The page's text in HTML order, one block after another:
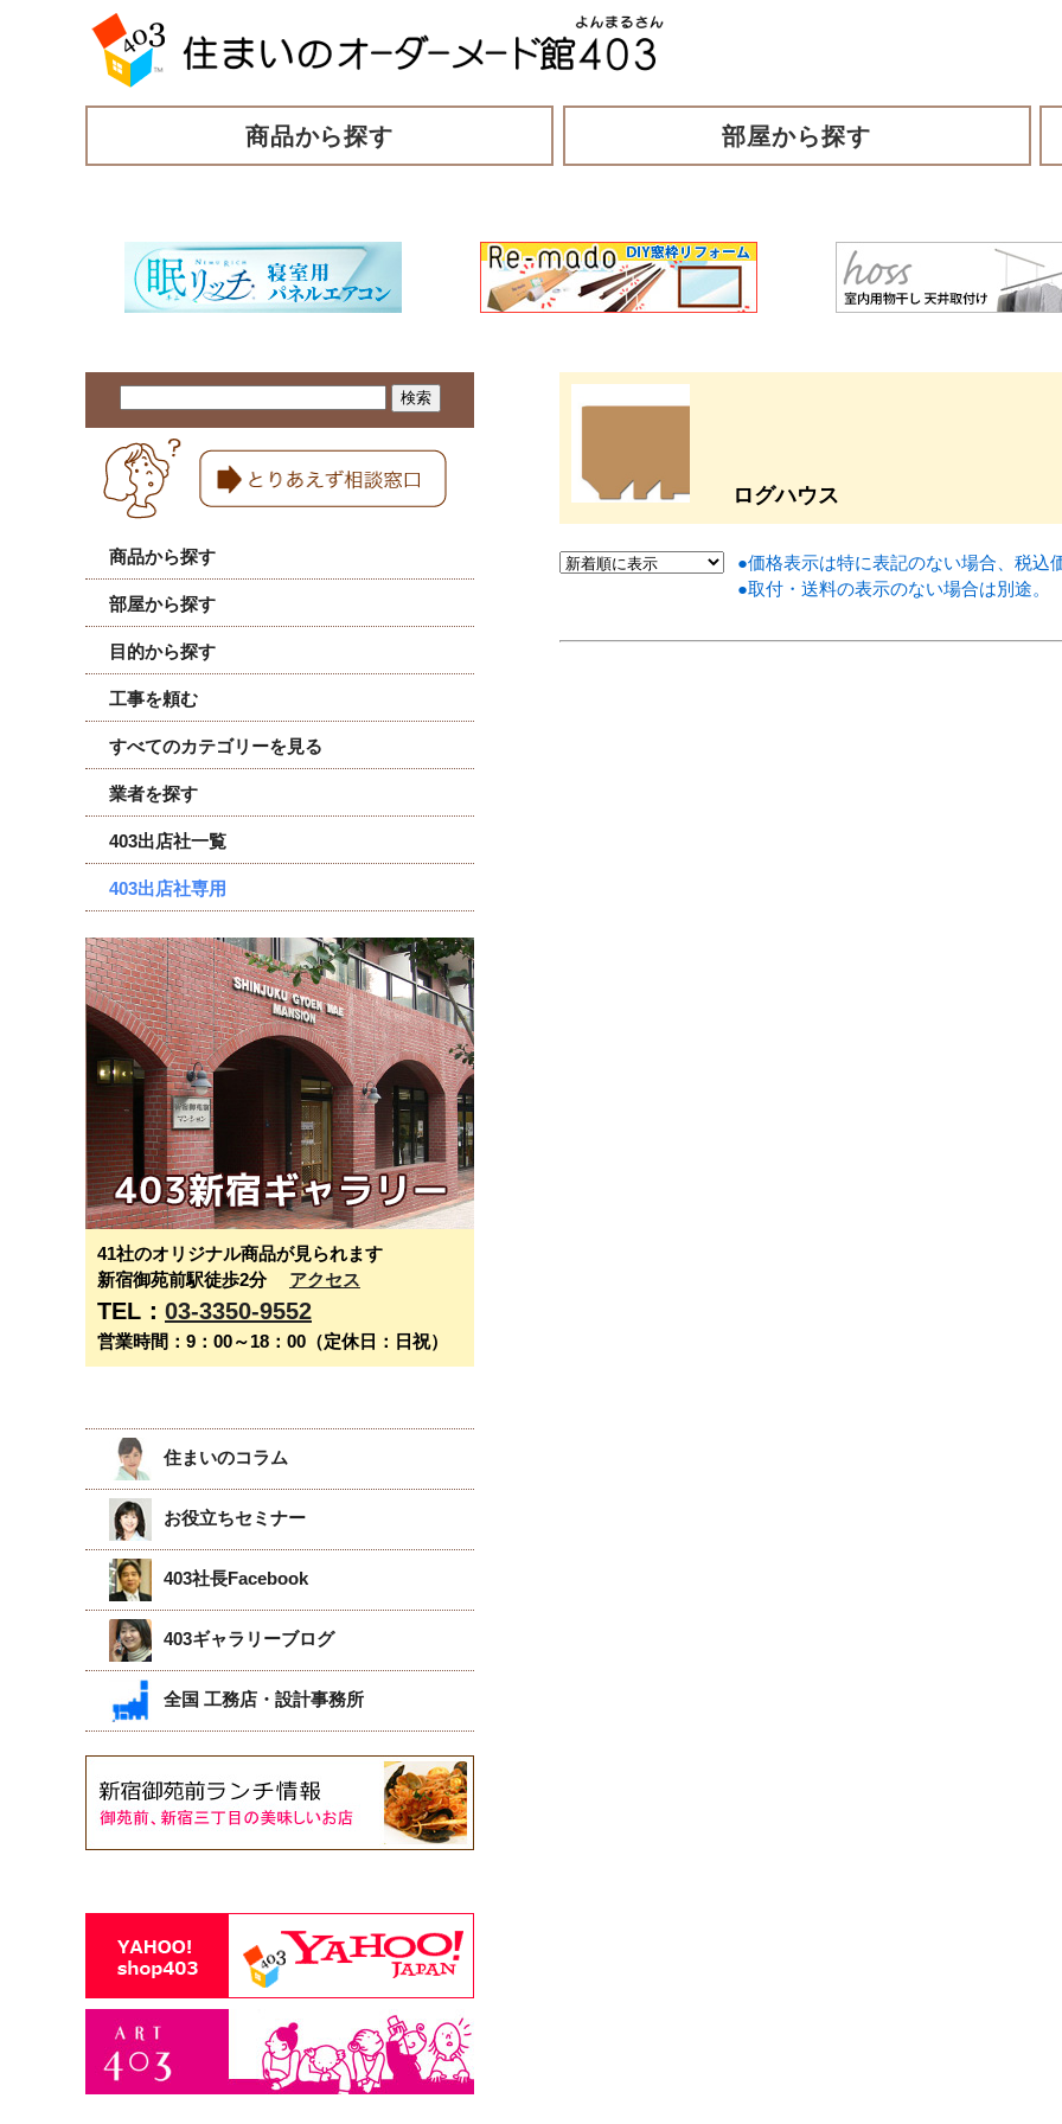
商品から探す 部屋から探す
商品から探す
部屋から探す
目的から探す
工事を頼む
すべてのカテゴリーを見る
業者を探す
403出店社一覧
403出店社専用
41社のオリジナル商品が見られます
新宿御苑前駅徒歩2分 アクセス
TEL： 03-3350-9552
営業時間：9：00～18：00（定休日：日祝）
住まいのコラム
お役立ちセミナー
403社長Facebook
403ギャラリーブログ
全国 工務店・設計事務所
ログハウス
●価格表示は特に表記のない場合、税込
●取付・送料の表示のない場合は別途。